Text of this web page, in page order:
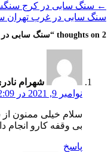
← سنگ سابی در کرج
سنگ سابی در غرب تهران
2 thoughts on “ سنگ سابی در
شهرام
نوامبر 9, 2021 در 12:09 ب.ظ
سلام خیلی ممنون
بی وقفه کارو انجام
پاسخ